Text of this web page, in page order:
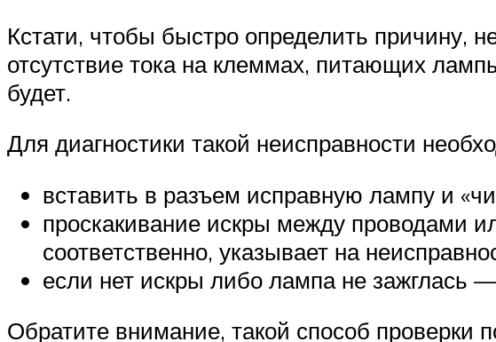
Кстати, чтобы быстро определить причину,
отсутствие тока на клеммах, питающих
будет.
Для диагностики такой неисправности
вставить в разъем исправную лампу и
проскакивание искры между проводами
соответственно, указывает на
если нет искры либо лампа не зажглась
Обратите внимание, такой способ проверки